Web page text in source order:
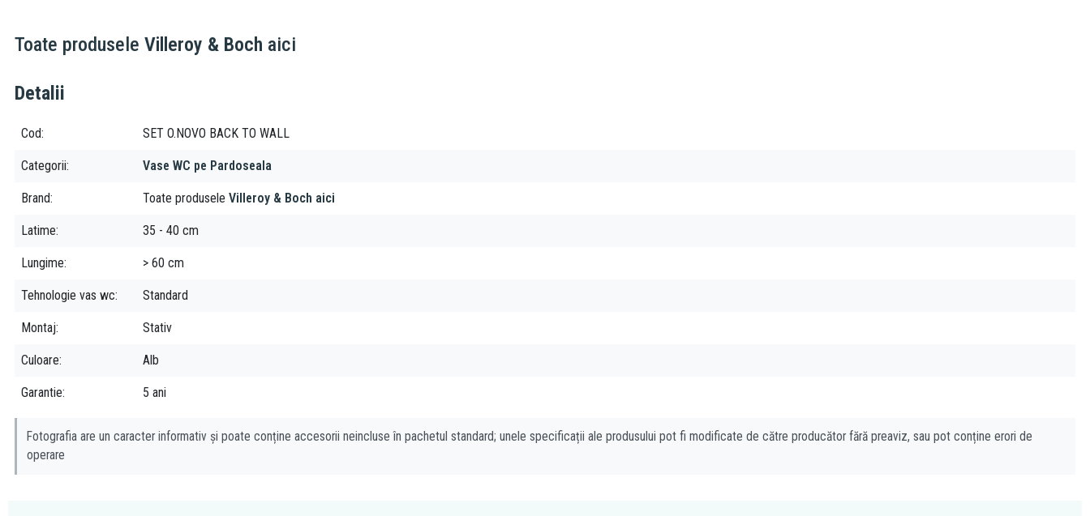
Toate produsele Villeroy & Boch aici
Detalii
Cod SET O.NOVO BACK TO WALL
Categorii Vase WC pe Pardoseala
Brand Toate produsele Villeroy & Boch aici
Latime 35 - 40 cm
Lungime > 60 cm
Tehnologie vas wc Standard
Montaj Stativ
Culoare Alb
Garantie 5 ani
Fotografia are un caracter informativ și poate conține accesorii neincluse în pachetul standard; unele specificații ale produsului pot fi modificate de către producător fără preaviz, sau pot conține erori de
operare